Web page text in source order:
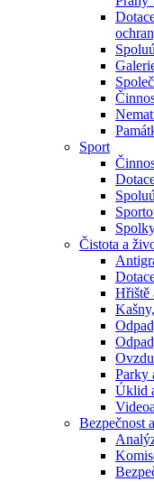
Sport
Čistota a
Hřiště
Parky
Úklid
Bezpečnost